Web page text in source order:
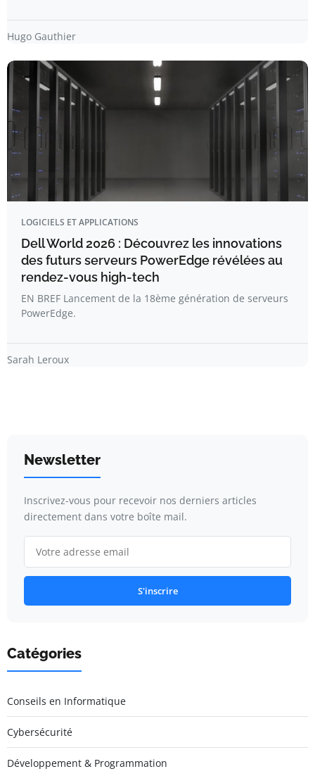
Hugo Gauthier
LOGICIELS ET APPLICATIONS
Dell World 2026 : Découvrez les innovations
des futurs serveurs PowerEdge révélées au
rendez-vous high-tech
EN BREF Lancement de la 18ème génération de serveurs
PowerEdge.
Sarah Leroux
Newsletter
Inscrivez-vous pour recevoir nos derniers articles
directement dans votre boîte mail.
S'inscrire
Catégories
Conseils en Informatique
Cybersécurité
Développement & Programmation